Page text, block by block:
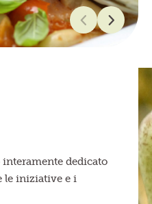
dedicato
le iniziative e i